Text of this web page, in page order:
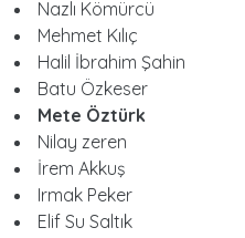
Nazlı Kömürcü
Mehmet Kılıç
Halil İbrahim Şahin
Batu Özkeser
Mete Öztürk
Nilay zeren
İrem Akkuş
Irmak Peker
Elif Su Saltık